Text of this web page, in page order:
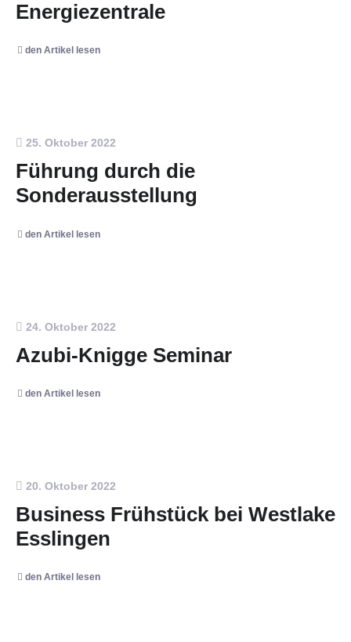
Energiezentrale
den Artikel lesen
25. Oktober 2022
Führung durch die
Sonderausstellung
den Artikel lesen
24. Oktober 2022
Azubi-Knigge Seminar
den Artikel lesen
20. Oktober 2022
Business Frühstück bei Westlake
Esslingen
den Artikel lesen